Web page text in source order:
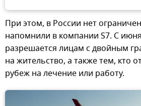
При этом, в России нет
напомнили в компании S7. С
разрешается лицам с двойным
на жительство, а также тем, кто
рубеж на лечение или работу.